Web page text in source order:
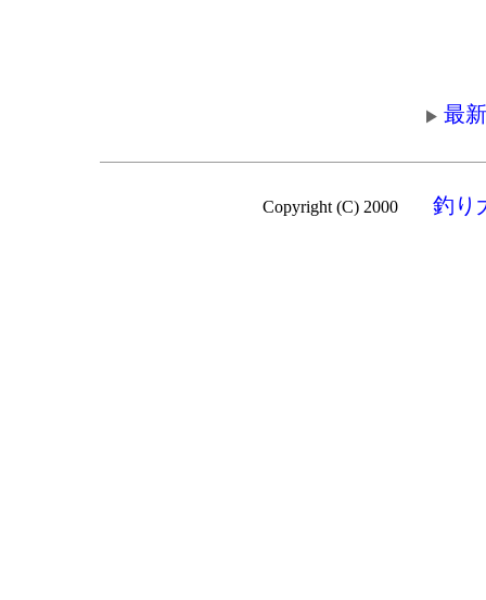
最
Copyright (C) 2000 釣り